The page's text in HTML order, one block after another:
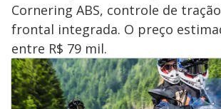
Cornering ABS, controle de
frontal integrada. O preço
entre R$ 79 mil.